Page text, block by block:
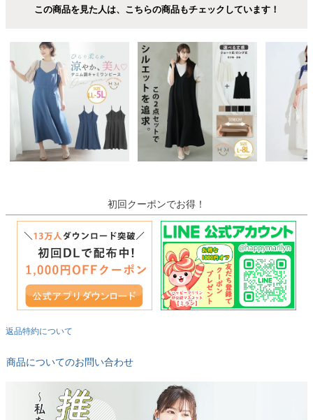
この商品を見た人は、こちらの商品もチェックしています！
初回クーポンでお得！
返品特約について
商品についてのお問い合わせ